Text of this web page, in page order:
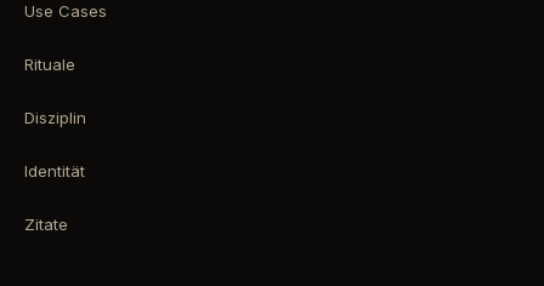
Use Cases
Rituale
Disziplin
Identität
Zitate